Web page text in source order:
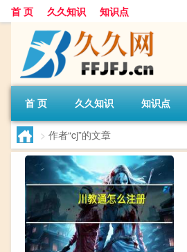
首 页 久久知识 知识点
首 页 久久知识 知识点
> 作者“cj”的文章